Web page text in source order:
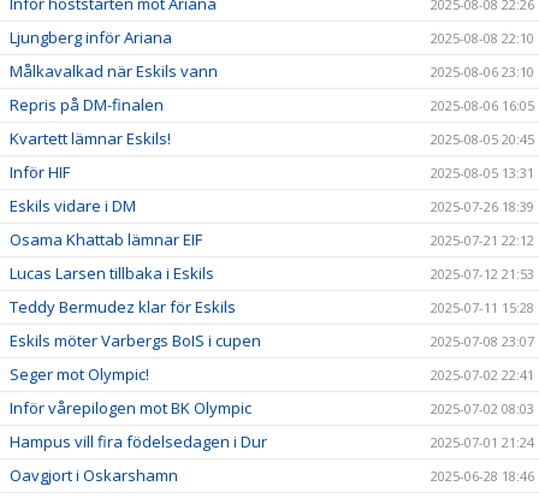
2025-08-08 22:26
Ljungberg inför Ariana 2025-08-08 22:10
Målkavalkad när Eskils vann 2025-08-06 23:10
Repris på DM-finalen 2025-08-06 16:05
Kvartett lämnar Eskils! 2025-08-05 20:45
Inför HIF 2025-08-05 13:31
Eskils vidare i DM 2025-07-26 18:39
Osama Khattab lämnar EIF 2025-07-21 22:12
Lucas Larsen tillbaka i Eskils 2025-07-12 21:53
Teddy Bermudez klar för Eskils 2025-07-11 15:28
Eskils möter Varbergs BoIS i cupen 2025-07-08 23:07
Seger mot Olympic! 2025-07-02 22:41
Inför vårepilogen mot BK Olympic 2025-07-02 08:03
Hampus vill fira födelsedagen i Dur 2025-07-01 21:24
Oavgjort i Oskarshamn 2025-06-28 18:46